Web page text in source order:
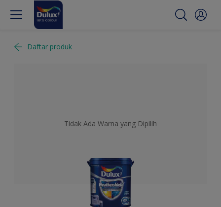
Daftar produk
Tidak Ada Warna yang Dipilih